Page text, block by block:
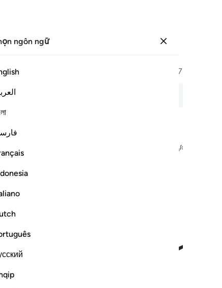
ngôn ngữ
57
giải, bản ghi âm, nghĩa từng từ và phiên âm.
Nhân danh Allah - Đấng Rất Mực Độ Lượng, Đấng Rất Mực Khoan Dung